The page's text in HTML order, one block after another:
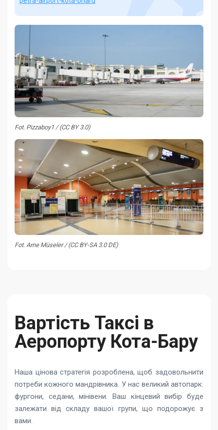
Fot. Pizzaboy1 / (CC BY 3.0)
Fot. Arne Müseler / (CC BY-SA 3.0 DE)
Вартість Таксі в
Аеропорту Кота-Бару
Наша цінова стратегія розроблена, щоб задовольнити
потреби кожного мандрівника. У нас великий автопарк:
фургони, седани, мінівени. Ваш кінцевий вибір буде
залежати від складу вашої групи, що подорожує з
вами.